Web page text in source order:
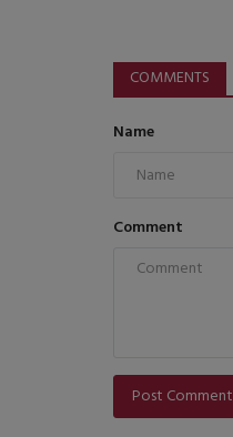
COMMENTS
Name
Comment
Post Comment